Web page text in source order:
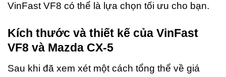
VinFast VF8 có thể là lựa chọn tối ưu cho bạn.
Kích thước và thiết kế của VinFast
VF8 và Mazda CX-5
Sau khi đã xem xét một cách tổng thể về giá